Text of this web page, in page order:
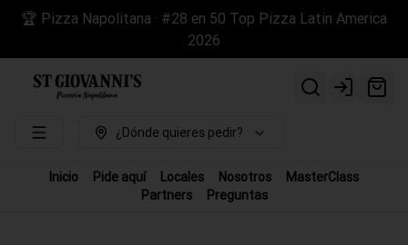
🏆 Pizza Napolitana · #28 en 50 Top Pizza Latin America
2026
Login
¿Dónde quieres pedir?
Inicio Pide aquí Locales Nosotros
MasterClass
Partners
Preguntas